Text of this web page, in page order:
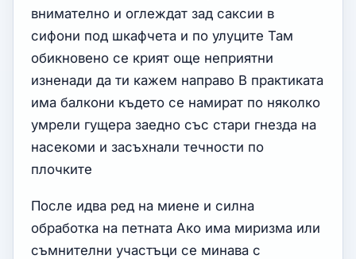
внимателно и оглеждат зад саксии в
сифони под шкафчета и по улуците Там
обикновено се крият още неприятни
изненади да ти кажем направо В практиката
има балкони където се намират по няколко
умрели гущера заедно със стари гнезда на
насекоми и засъхнали течности по
плочките
После идва ред на миене и силна
обработка на петната Ако има миризма или
съмнителни участъци се минава с